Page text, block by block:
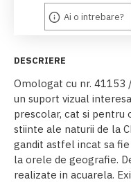
Ai o intrebare?
DESCRIERE
Omologat cu nr. 41153
un suport vizual
prescolar, cat si pentru
stiinte ale naturii de la
gandit astfel incat sa
la orele de geografie.
realizate in acuarela.